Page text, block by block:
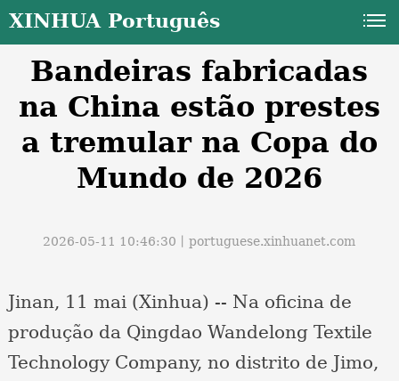
XINHUA Português
Bandeiras fabricadas
na China estão prestes
a tremular na Copa do
Mundo de 2026
2026-05-11 10:46:30丨portuguese.xinhuanet.com
Jinan, 11 mai (Xinhua) -- Na oficina de
produção da Qingdao Wandelong Textile
Technology Company, no distrito de Jimo,